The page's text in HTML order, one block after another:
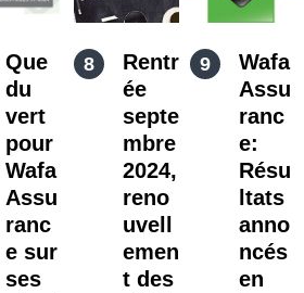
Que
du
vert
pour
Wafa
Assu
ranc
e sur
ses
Rentr
ée
septe
mbre
2024,
reno
uvell
emen
t des
Wafa
Assu
ranc
e:
Résu
ltats
anno
ncés
en